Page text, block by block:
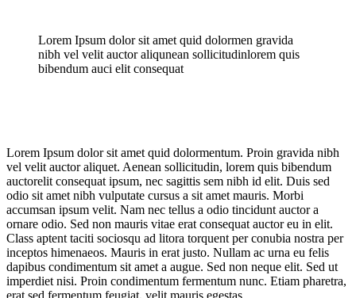
Lorem Ipsum dolor sit amet quid dolormen gravida
nibh vel velit auctor aliqunean sollicitudinlorem quis
bibendum auci elit consequat
Lorem Ipsum dolor sit amet quid dolormentum. Proin gravida nibh
vel velit auctor aliquet. Aenean sollicitudin, lorem quis bibendum
auctorelit consequat ipsum, nec sagittis sem nibh id elit. Duis sed
odio sit amet nibh vulputate cursus a sit amet mauris. Morbi
accumsan ipsum velit. Nam nec tellus a odio tincidunt auctor a
ornare odio. Sed non mauris vitae erat consequat auctor eu in elit.
Class aptent taciti sociosqu ad litora torquent per conubia nostra per
inceptos himenaeos. Mauris in erat justo. Nullam ac urna eu felis
dapibus condimentum sit amet a augue. Sed non neque elit. Sed ut
imperdiet nisi. Proin condimentum fermentum nunc. Etiam pharetra,